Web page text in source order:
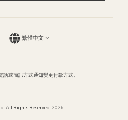
繁體中文
話或簡訊方式通知變更付款方式。
All Rights Reserved. 2026